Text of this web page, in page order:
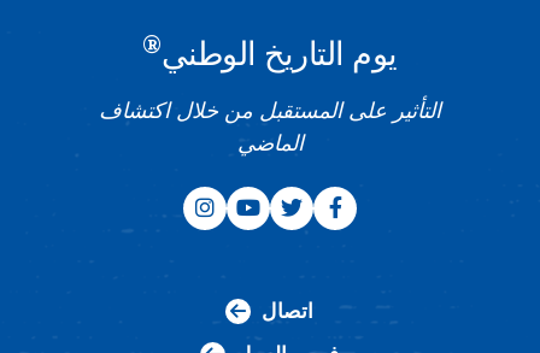
يوم التاريخ الوطني®
التأثير على المستقبل من خلال اكتشاف
الماضي
اتصال